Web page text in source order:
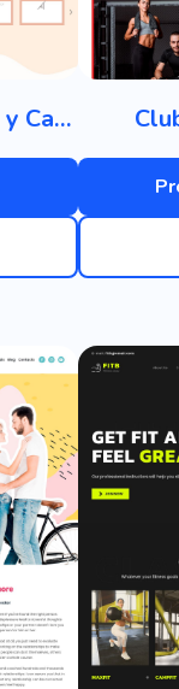
Escuela de Letras y Caligrafía